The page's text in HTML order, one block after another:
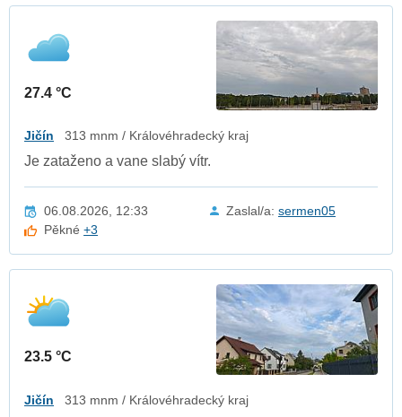
27.4 °C
Jičín 313 mnm / Královéhradecký kraj
Je zataženo a vane slabý vítr.
06.08.2026, 12:33 Zaslal/a: sermen05
Pěkné+3
23.5 °C
Jičín 313 mnm / Královéhradecký kraj